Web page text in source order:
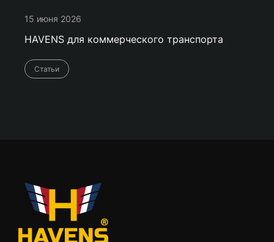
15 июня 2026
HAVENS для коммерческого транспорта
Статьи